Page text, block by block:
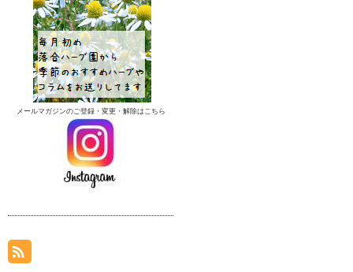
メールマガジンのご登録・変更・解除はこちら